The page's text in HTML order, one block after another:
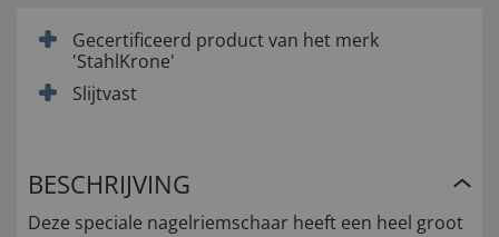
Gecertificeerd product van het merk
'StahlKrone'
Slijtvast
BESCHRIJVING
Deze speciale nagelriemschaar heeft een heel groot